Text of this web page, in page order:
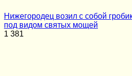
Нижегородец возил с собой
под видом святых мощей
1 381